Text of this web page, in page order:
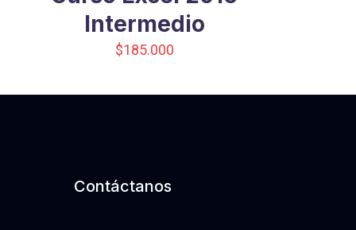
Intermedio
$185.000
Contáctanos